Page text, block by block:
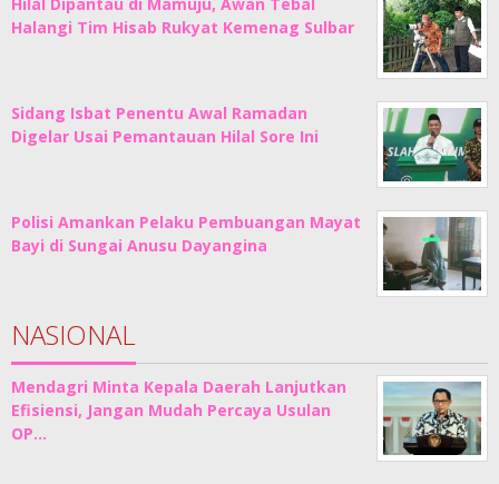
Halangi Tim Hisab Rukyat Kemenag Sulbar
Sidang Isbat Penentu Awal Ramadan
Digelar Usai Pemantauan Hilal Sore Ini
Polisi Amankan Pelaku Pembuangan Mayat
Bayi di Sungai Anusu Dayangina
NASIONAL
Mendagri Minta Kepala Daerah Lanjutkan
Efisiensi, Jangan Mudah Percaya Usulan
OP…